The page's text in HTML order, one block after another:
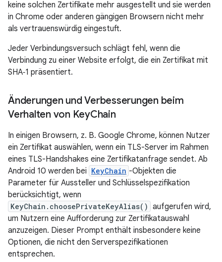
keine solchen Zertifikate mehr ausgestellt und sie werden
in Chrome oder anderen gängigen Browsern nicht mehr
als vertrauenswürdig eingestuft.
Jeder Verbindungsversuch schlägt fehl, wenn die
Verbindung zu einer Website erfolgt, die ein Zertifikat mit
SHA‑1 präsentiert.
Änderungen und Verbesserungen beim
Verhalten von KeyChain
In einigen Browsern, z. B. Google Chrome, können Nutzer
ein Zertifikat auswählen, wenn ein TLS-Server im Rahmen
eines TLS-Handshakes eine Zertifikatanfrage sendet. Ab
Android 10 werden bei KeyChain -Objekten die
Parameter für Aussteller und Schlüsselspezifikation
berücksichtigt, wenn
KeyChain.choosePrivateKeyAlias() aufgerufen wird,
um Nutzern eine Aufforderung zur Zertifikatauswahl
anzuzeigen. Dieser Prompt enthält insbesondere keine
Optionen, die nicht den Serverspezifikationen
entsprechen.